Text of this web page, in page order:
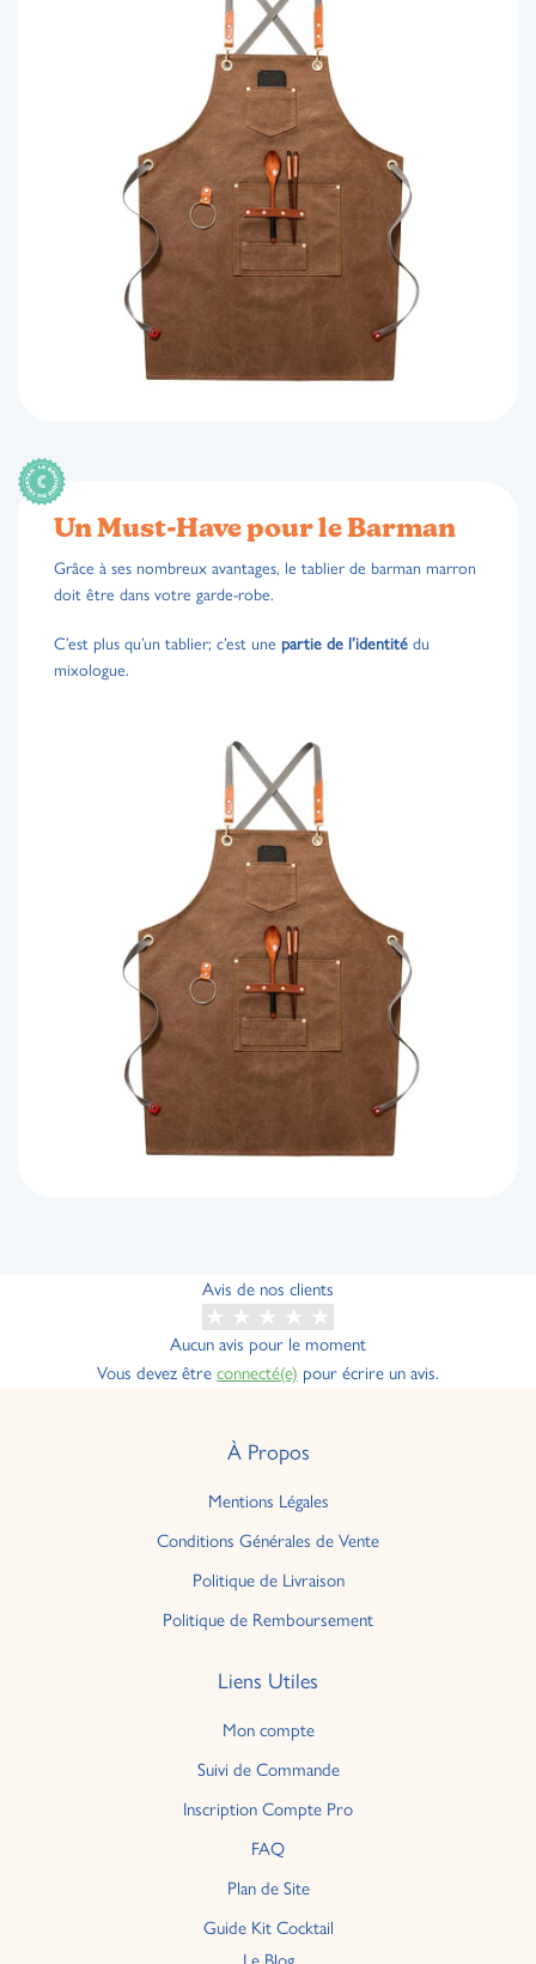
Un Must-Have pour le Barman
Grâce à ses nombreux avantages, le tablier de barman marron
doit être dans votre garde-robe.
C’est plus qu’un tablier; c’est une partie de l’identité du
mixologue.
Avis de nos clients
Aucun avis pour le moment
Vous devez être connecté(e) pour écrire un avis.
À Propos
Mentions Légales
Conditions Générales de Vente
Politique de Livraison
Politique de Remboursement
Liens Utiles
Mon compte
Suivi de Commande
Inscription Compte Pro
FAQ
Plan de Site
Guide Kit Cocktail